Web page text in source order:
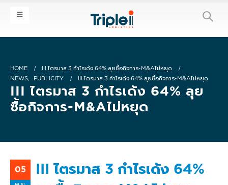
HOME
III ไตรมาส 3 กำไรเด้ง 64% ลุยซื้อกิจการ-M&Aไม่หยุด
NEWS, PUBLICITY III ไตรมาส 3 กำไรเด้ง 64% ลุยซื้อกิจการ-M&Aไม่หยุด
III ไตรมาส 3 กำไรเด้ง 64% ลุย
ซื้อกิจการ-M&Aไม่หยุด
05
III ไตรมาส 3 กำไรเด้ง 64%